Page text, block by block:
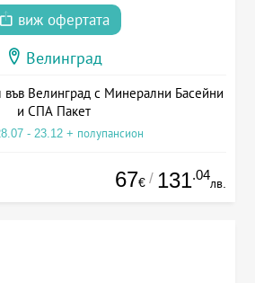
виж офертата
Велинград
във Велинград с Минерални Басейни
и СПА Пакет
- 23.12 + полупансион
67€ / 131.04
лв.